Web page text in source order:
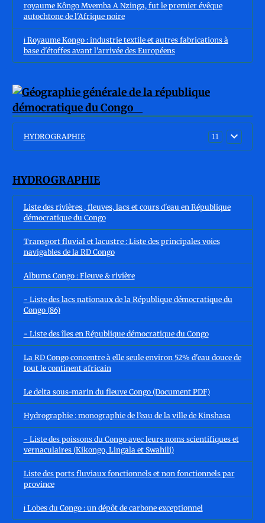
royaume Kôngo Mvemba A Nzinga, fut le premier évêque
autochtone de l'Afrique noire
ℹ️ Royaume Kongo : industrie textile et autres fabrications à
base d'étoffes avant l'arrivée des Européens
HYDROGRAPHIE 11
HYDROGRAPHIE
Liste des rivières , fleuves, lacs et cours d'eau en République
démocratique du Congo
Transport fluvial et lacustre : Liste des principales voies
navigables de la RD Congo
Albums Congo : Fleuve & rivière
- Liste des lacs nationaux de la République démocratique du
Congo (86)
- Liste des îles en République démocratique du Congo
La RD Congo concentre à elle seule environ 52% d'eau douce de
tout le continent africain
Le delta sous-marin du fleuve Congo (Document PDF)
Hydrographie : monographie de l’eau de la ville de Kinshasa
- Liste des poissons du Congo avec leurs noms scientifiques et
vernaculaires (Kikongo, Lingala et Swahili)
Liste des ports fluviaux fonctionnels et non fonctionnels par
province
ℹ️ Lobes du Congo : un dépôt de carbone exceptionnel